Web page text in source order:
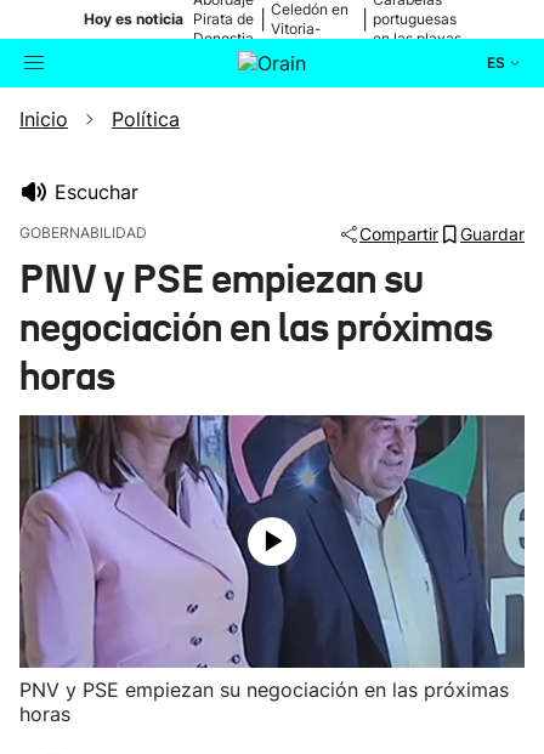
Hoy es noticia Pirata de
Donostia
Celedón en
Vitoria-
portuguesas
en las playas
ES
Buscador
Ikusmiran
Inicio Política
Escuchar
GOBERNABILIDAD Compartir Guardar
PNV y PSE empiezan su
negociación en las próximas
horas
PNV y PSE empiezan su negociación en las próximas
horas